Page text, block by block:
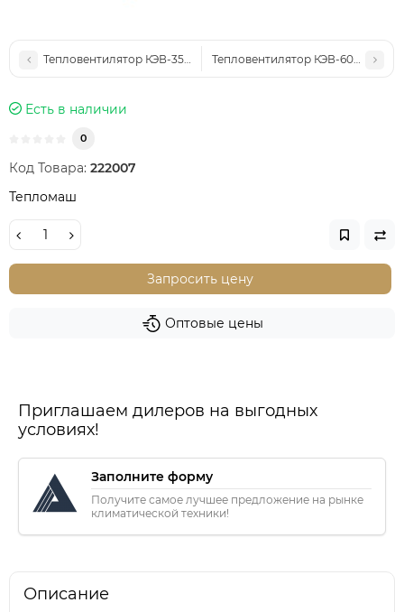
Тепловентилятор КЭВ-35Т20Е Тепловентилятор КЭВ-60Т20Е
Есть в наличии
0
Код Товара: 222007
Тепломаш
Запросить цену
Оптовые цены
Приглашаем дилеров на выгодных
условиях!
Заполните форму
Получите самое лучшее предложение на рынке
климатической техники!
Описание